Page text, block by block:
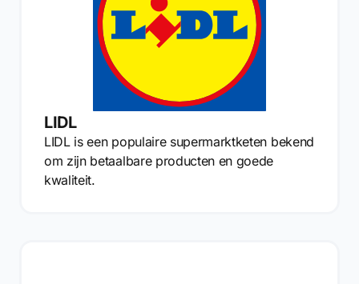
LIDL
LIDL is een populaire supermarktketen bekend
om zijn betaalbare producten en goede
kwaliteit.